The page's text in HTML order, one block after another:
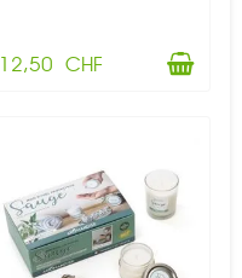
12,50 CHF